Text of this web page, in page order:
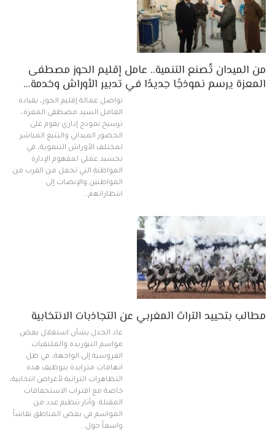
من الميدان تُصنع التنمية.. عامل إقليم الحوز مصطفى
المعزة يرسم نموذجًا جديدًا في تدبير الأوراش وخدمة…
تواصل عمالة إقليم الحوز، بقيادة
العامل السيد مصطفى المعزة،
ترسيخ نموذج إداري يقوم على
الحضور الميداني والتتبع المباشر
لمختلف الأوراش التنموية، في
تجسيد عملي لمفهوم الإدارة
المواطنة التي تجعل من القرب من
المواطنين والإنصات إلى
انتظاراتهم…
مطالب بتحييد التراث المغربي عن التجاذبات الانتخابية
عاد الجدل بشأن استغلال بعض
مواسم التبوريدة والملتقيات
الفروسية إلى الواجهة، في ظل
اتهامات متزايدة بتوظيف هذه
التظاهرات التراثية لأغراض انتخابية،
خاصة مع اقتراب الاستحقاقات
المقبلة. وأثار تنظيم عدد من
المواسم في بعض المناطق نقاشاً
واسعاً حول…